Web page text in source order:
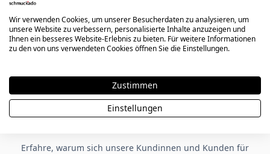
Langlebige Gravur -
sichere Zahlung & Käuferschutz
★★★★★
Kundenbewertungen zu Schmuckado
Erfahre, warum sich unsere Kundinnen und Kunden für
Wir verwenden Cookies, um unserer Besucherdaten zu analysieren, um
unsere Website zu verbessern, personalisierte Inhalte anzuzeigen und
Ihnen ein besseres Website-Erlebnis zu bieten. Für weitere Informationen
zu den von uns verwendeten Cookies öffnen Sie die Einstellungen.
Zustimmen
Einstellungen